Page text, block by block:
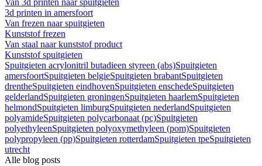
Van 3d printen naar spuitgieten
3d printen in amersfoort
Van frezen naar spuitgieten
Kunststof frezen
Van staal naar kunststof product
Kunststof spuitgieten
Spuitgieten acrylonitril butadieen styreen (abs)Spuitgieten
amersfoortSpuitgieten belgieSpuitgieten brabantSpuitgieten
drentheSpuitgieten eindhovenSpuitgieten enschedeSpuitgieten
gelderlandSpuitgieten groningenSpuitgieten haarlemSpuitgieten
helmondSpuitgieten limburgSpuitgieten nederlandSpuitgieten
polyamideSpuitgieten polycarbonaat (pc)Spuitgieten
polyethyleenSpuitgieten polyoxymethyleen (pom)Spuitgieten
polypropyleen (pp)Spuitgieten rotterdamSpuitgieten tpeSpuitgieten
utrecht
Alle blog posts